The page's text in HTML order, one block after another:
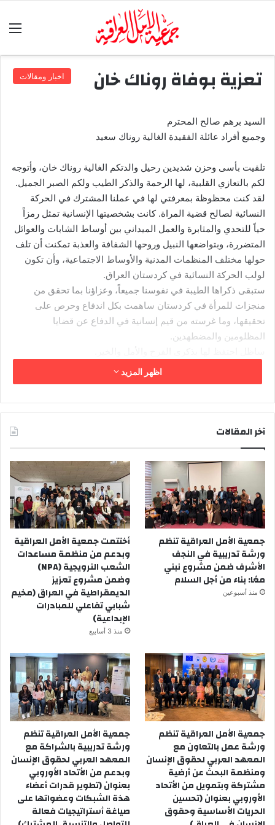
اخبار ومقالات تعزية بوفاة روناك خان
السيد برهم صالح المحترم
وجميع أفراد عائلة الفقيدة الغالية روناك سعيد
تلقيت بأسى وحزن شديدين رحيل والدتكم الغالية روناك خان، وأتوجه
لكم بالتعازي القلبية، لها الرحمة والذكر الطيب ولكم الصبر الجميل.
لقد كنت محظوظة بمعرفتي لها في عملنا المشترك في الحركة
النسائية لصالح قضية المراة. كانت بشخصيتها الإنسانية تمثل رمزاً
حياً للتحدي والمثابرة والعمل الميداني بين أوساط الشابات والعوائل
المتضررة، وبتواضعها النبيل وروحها الشفافة والعذبة تمكنت أن تلف
حولها مختلف المنظمات المدنية والأوساط الاجتماعية، وأن تكون
لولب الحركة النسائية في كردستان العراق.
ستبقى ذكراها الطيبة في نفوسنا جميعاً، وعزاؤنا بما تحقق من
منجزات للمرأة في كردستان ساهمت بكل اندفاع وحرص على
تحقيقها، وما غرسته من قيم إنسانية في الدفاع عن قضايا
المظلومين والمضطهدين.
أعتذر عن عدم تمكني من حضور مجلس العزاء في السليمانية بسبب
غلق الطرقات في بغداد خلال هذه الأيام.
أقبلكم جميعاً
بغداد في 13 حزيران 2012
اظهر المزيد
آخر المقالات
جمعية الأمل العراقية تنظم
ورشة تدريبية في النجف
الأشرف ضمن مشروع نبني
معًا: بناء من أجل السلام
منذ أسبوعين
أختتمت جمعية الأمل العراقية
وبدعم من منظمة مساعدات
الشعب النرويجية (NPA)
وضمن مشروع تعزيز
الديمقراطية في العراق (مخيم
شبابي تفاعلي للمبادرات
الإبداعية)
منذ 3 أسابيع
جمعية الأمل العراقية تنظم
ورشة عمل بالتعاون مع
المعهد العربي لحقوق الإنسان
ومنظمة البحث عن أرضية
مشتركة وبتمويل من الأتحاد
الأوروبي بعنوان (تحسين
الحريات الأساسية وحقوق
جمعية الأمل العراقية تنظم
ورشة تدريبية بالشراكة مع
المعهد العربي لحقوق الإنسان
وبدعم من الأتحاد الأوروبي
بعنوان (تطوير قدرات أعضاء
هذة الشبكات وعضواتها على
صياغة أستراتيجيات فعالة